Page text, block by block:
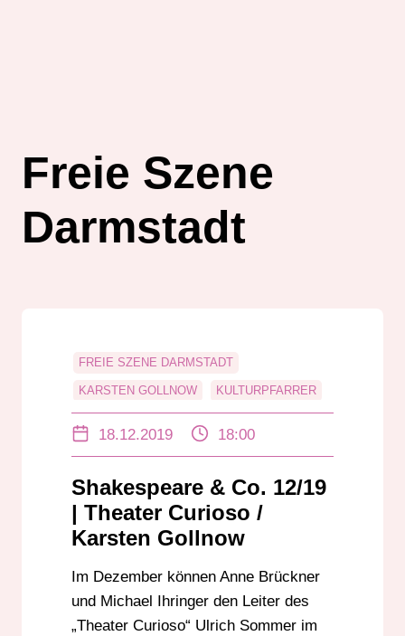
Freie Szene
Darmstadt
FREIE SZENE DARMSTADT
KARSTEN GOLLNOW KULTURPFARRER
THEATER MOLLER HAUS
18.12.2019 18:00
Shakespeare & Co. 12/19
| Theater Curioso /
Karsten Gollnow
Im Dezember können Anne Brückner
und Michael Ihringer den Leiter des
„Theater Curioso“ Ulrich Sommer im